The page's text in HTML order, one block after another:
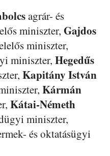
agrár- és
miniszter, Gajdos
miniszter,
miniszter, Hegedűs
Kapitány István
Kármán
Kátai-Németh
miniszter,
és oktatásügyi